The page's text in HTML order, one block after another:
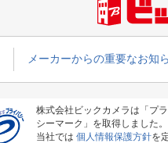
メーカーからの重要なお知
株式会社ビックカメラは「プ
シーマーク」を取得しました。
当社では 個人情報保護方針を